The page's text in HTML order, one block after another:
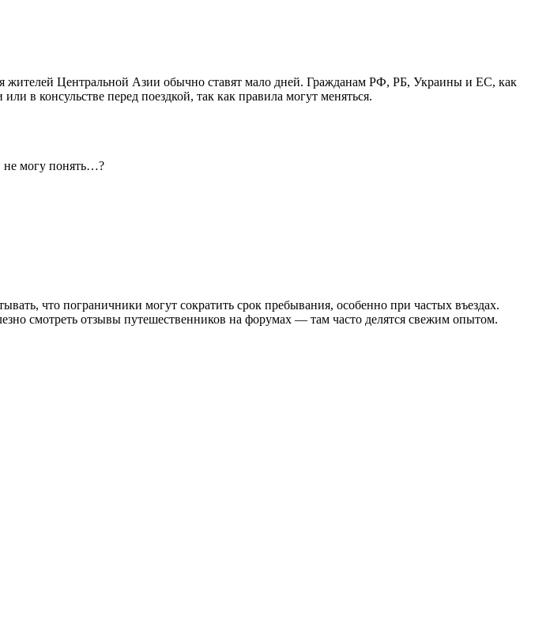
Центральной Азии обычно ставят мало дней. Гражданам РФ, РБ, Украины и ЕС, как
в консульстве перед поездкой, так как правила могут меняться.
не могу понять…?
что пограничники могут сократить срок пребывания, особенно при частых въездах.
смотреть отзывы путешественников на форумах — там часто делятся свежим опытом.